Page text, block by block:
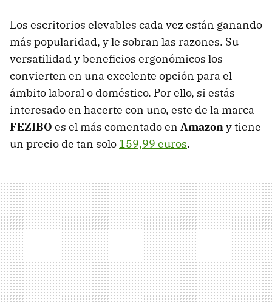
Los escritorios elevables cada vez están ganando
más popularidad, y le sobran las razones. Su
versatilidad y beneficios ergonómicos los
convierten en una excelente opción para el
ámbito laboral o doméstico. Por ello, si estás
interesado en hacerte con uno, este de la marca
FEZIBO es el más comentado en Amazony tiene
un precio de tan solo 159,99 euros.